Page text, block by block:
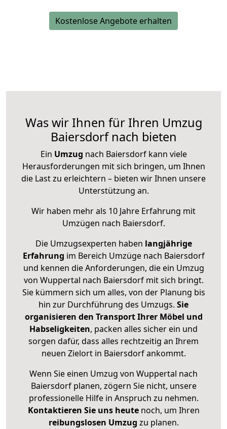
Kostenlose Angebote erhalten
Was wir Ihnen für Ihren Umzug
Baiersdorf nach bieten
Ein Umzug nach Baiersdorf kann viele
Herausforderungen mit sich bringen, um Ihnen
die Last zu erleichtern – bieten wir Ihnen unsere
Unterstützung an.
Wir haben mehr als 10 Jahre Erfahrung mit
Umzügen nach Baiersdorf.
Die Umzugsexperten haben langjährige
Erfahrung im Bereich Umzüge nach Baiersdorf
und kennen die Anforderungen, die ein Umzug
von Wuppertal nach Baiersdorf mit sich bringt.
Sie kümmern sich um alles, von der Planung bis
hin zur Durchführung des Umzugs. Sie
organisieren den Transport Ihrer Möbel und
Habseligkeiten, packen alles sicher ein und
sorgen dafür, dass alles rechtzeitig an Ihrem
neuen Zielort in Baiersdorf ankommt.
Wenn Sie einen Umzug von Wuppertal nach
Baiersdorf planen, zögern Sie nicht, unsere
professionelle Hilfe in Anspruch zu nehmen.
Kontaktieren Sie uns heutenoch, um Ihren
reibungslosen Umzug zu planen.